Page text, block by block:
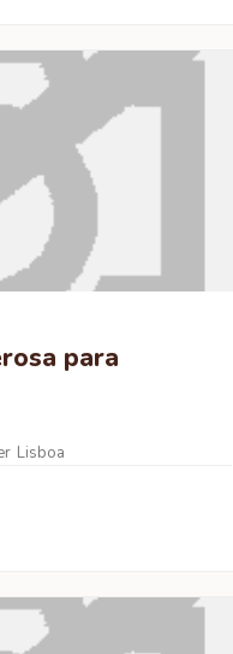
para
Lisboa